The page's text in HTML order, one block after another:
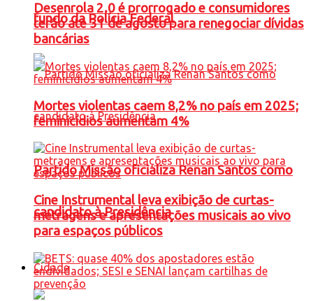
fundo da Polícia Federal
Partido Missão oficializa Renan Santos como
candidato à Presidência
Cidade
Desenrola 2.0 é prorrogado e consumidores
terão até 31 de agosto para renegociar dívidas
bancárias
Mortes violentas caem 8,2% no país em 2025;
feminicídios aumentam 4%
Cine Instrumental leva exibição de curtas-
metragens e apresentações musicais ao vivo
para espaços públicos